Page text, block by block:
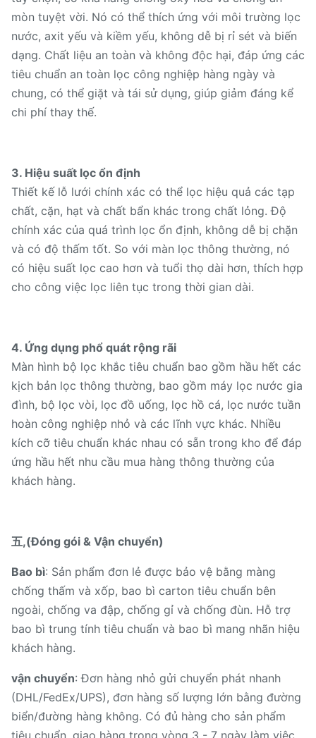
mòn tuyệt vời. Nó có thể thích ứng với môi trường lọc
nước, axit yếu và kiềm yếu, không dễ bị rỉ sét và biến
dạng. Chất liệu an toàn và không độc hại, đáp ứng các
tiêu chuẩn an toàn lọc công nghiệp hàng ngày và
chung, có thể giặt và tái sử dụng, giúp giảm đáng kể
chi phí thay thế.
3. Hiệu suất lọc ổn định
Thiết kế lỗ lưới chính xác có thể lọc hiệu quả các tạp
chất, cặn, hạt và chất bẩn khác trong chất lỏng. Độ
chính xác của quá trình lọc ổn định, không dễ bị chặn
và có độ thấm tốt. So với màn lọc thông thường, nó
có hiệu suất lọc cao hơn và tuổi thọ dài hơn, thích hợp
cho công việc lọc liên tục trong thời gian dài.
4. Ứng dụng phổ quát rộng rãi
Màn hình bộ lọc khắc tiêu chuẩn bao gồm hầu hết các
kịch bản lọc thông thường, bao gồm máy lọc nước gia
đình, bộ lọc vòi, lọc đồ uống, lọc hồ cá, lọc nước tuần
hoàn công nghiệp nhỏ và các lĩnh vực khác. Nhiều
kích cỡ tiêu chuẩn khác nhau có sẵn trong kho để đáp
ứng hầu hết nhu cầu mua hàng thông thường của
khách hàng.
五,(Đóng gói & Vận chuyển)
Bao bì: Sản phẩm đơn lẻ được bảo vệ bằng màng
chống thấm và xốp, bao bì carton tiêu chuẩn bên
ngoài, chống va đập, chống gỉ và chống đùn. Hỗ trợ
bao bì trung tính tiêu chuẩn và bao bì mang nhãn hiệu
khách hàng.
vận chuyển: Đơn hàng nhỏ gửi chuyển phát nhanh
(DHL/FedEx/UPS), đơn hàng số lượng lớn bằng đường
biển/đường hàng không. Có đủ hàng cho sản phẩm